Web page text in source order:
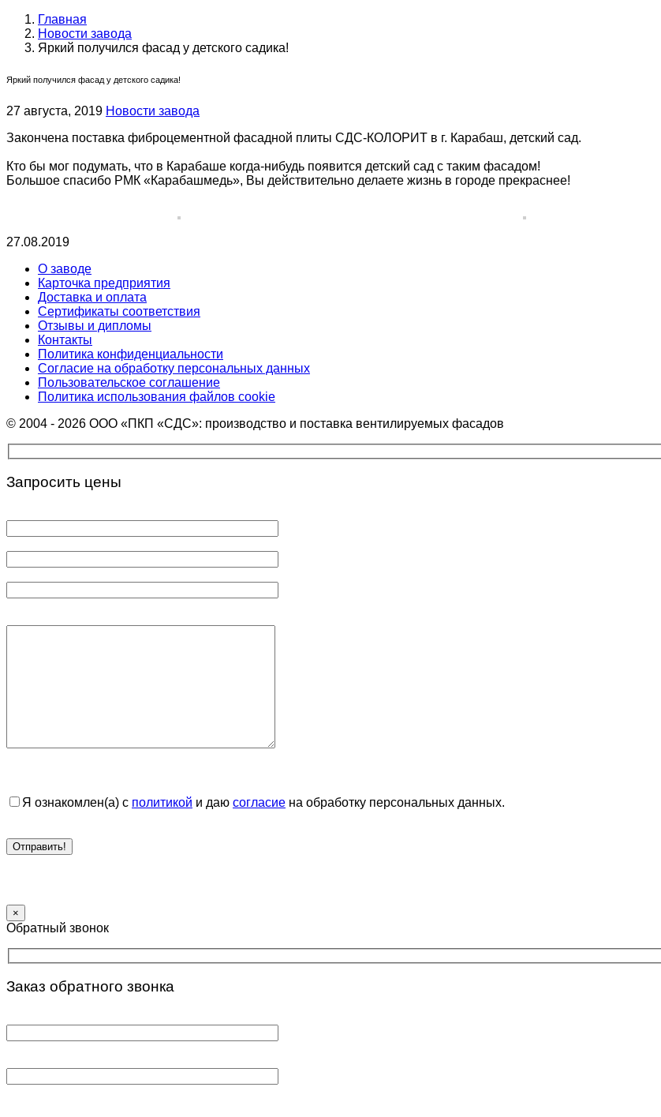
Главная
Новости завода
Яркий получился фасад у детского садика!
Яркий получился фасад у детского садика!
27 августа, 2019 Новости завода
Закончена поставка фиброцементной фасадной плиты СДС-КОЛОРИТ в г. Карабаш, детский сад.
Кто бы мог подумать, что в Карабаше когда-нибудь появится детский сад с таким фасадом!
Большое спасибо РМК «Карабашмедь», Вы действительно делаете жизнь в городе прекраснее!
27.08.2019
О заводе
Карточка предприятия
Доставка и оплата
Сертификаты соответствия
Отзывы и дипломы
Контакты
Политика конфиденциальности
Согласие на обработку персональных данных
Пользовательское соглашение
Политика использования файлов cookie
© 2004 - 2026 ООО «ПКП «СДС»: производство и поставка вентилируемых фасадов
Запросить цены
Я ознакомлен(а) с политикой и даю согласие на обработку персональных данных.
×
Обратный звонок
Заказ обратного звонка